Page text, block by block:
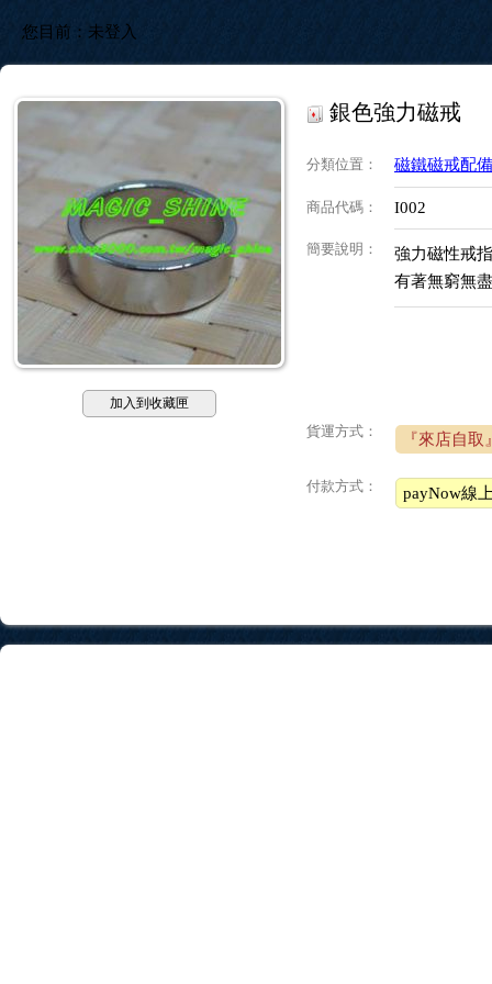
您目前： 未登入
加入到收藏匣
銀色強力磁戒
分類位置 ： 磁鐵磁戒配
商品代碼 ： I002
簡要說明 ：
強力磁性戒
有著無窮無
貨運方式： 『來店自取
付款方式： payNow線